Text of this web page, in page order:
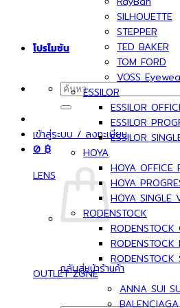
โปรโมชัน
ค้นหา:
เข้าสู่ระบบ / ลงทะเบียน
0 ฿
กลับสู่หน้าร้านค้า
SILHOUETTE
STEPPER
TED BAKER
TOM FORD
VOSS
LENS
ESSILOR
ESSILOR
ESSILOR
ESSILOR
HOYA
HOYA OFFICE
HOYA
HOYA SINGLE
RODENSTOCK
RODENSTOCK
RODENSTOCK
RODENSTOCK
OUTLET ZONE
ANNA SUI